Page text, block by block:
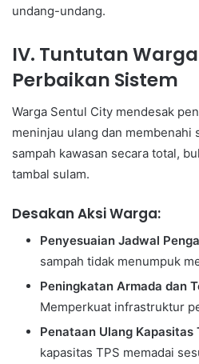
undang-undang.
IV. Tuntutan
Perbaikan Sistem
Warga Sentul City mendesak
meninjau ulang dan membenahi
sampah kawasan secara total,
tambal sulam.
Desakan Aksi Warga:
Penyesuaian Jadwal
sampah tidak menumpuk
Peningkatan Armada dan
Memperkuat infrastruktur
Penataan Ulang Kapasitas
kapasitas TPS memadai